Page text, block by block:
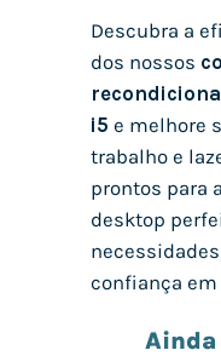
Descubra a
dos nossos
i5 e melhore
trabalho e
prontos para
desktop
confiança
Ainda